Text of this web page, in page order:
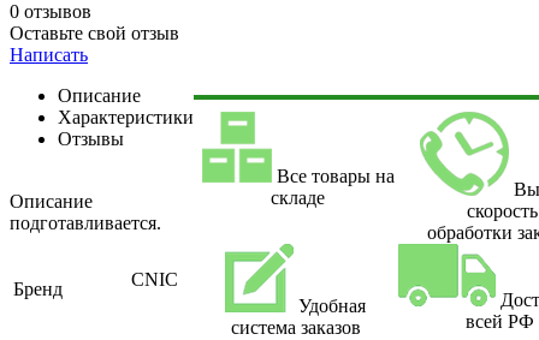
0 отзывов
Оставьте свой отзыв
Написать
Описание
Характеристики
Отзывы
Описание
подготавливается.
Бренд CNIC
Все товары на
складе
скорость
обработки
Удобная
система заказов
всей РФ